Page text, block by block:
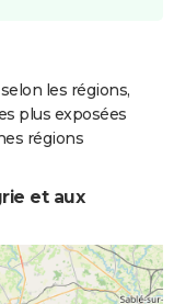
les régions,
plus exposées
régions
et aux